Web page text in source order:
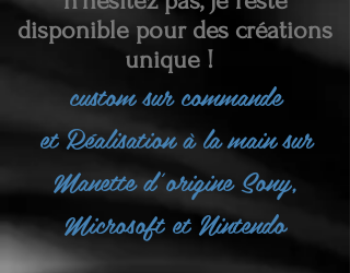
disponible pour des créations
unique !
custom sur commande
etRéalisation à la main sur
Manette d'origine Sony,
Microsoft et Nintendo